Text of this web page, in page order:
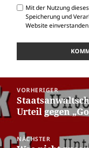
Mit der Nutzung
Speicherung und
Website
Beitragsnavigation
VORHERIGER
Vorheriger
Beitrag:
Urteil gegen
NÄCHSTER